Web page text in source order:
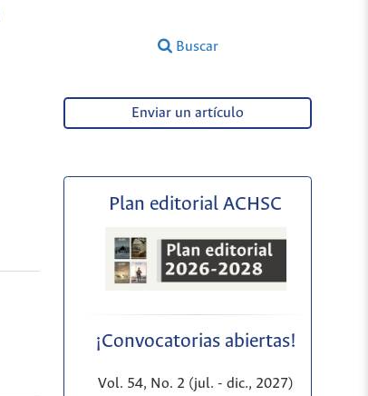
Buscar
Enviar un artículo
Plan editorial ACHSC
¡Convocatorias abiertas!
Vol. 54, No. 2 (jul. - dic., 2027)